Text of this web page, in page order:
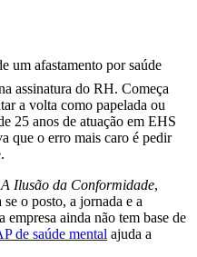
um afastamento por saúde
assinatura do RH. Começa
a volta como papelada ou
25 anos de atuação em EHS
que o erro mais caro é pedir
A Ilusão da Conformidade,
o posto, a jornada e a
ainda não tem base de
de saúde mental ajuda a